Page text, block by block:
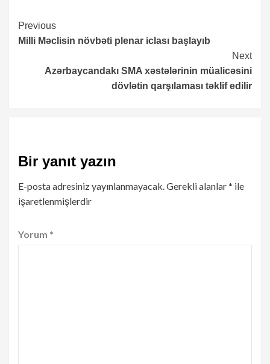
Continue
Reading
Previous
Milli Məclisin növbəti plenar iclası başlayıb
Next
Azərbaycandakı SMA xəstələrinin müalicəsini
dövlətin qarşılaması təklif edilir
Bir yanıt yazın
E-posta adresiniz yayınlanmayacak.Gerekli alanlar* ile
işaretlenmişlerdir
Yorum *